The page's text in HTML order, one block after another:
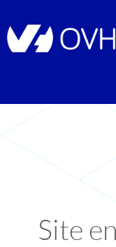
Site